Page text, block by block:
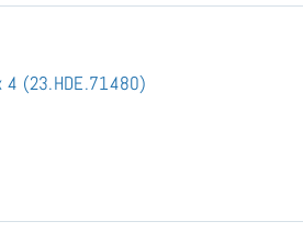
4 (23.HDE.71480)